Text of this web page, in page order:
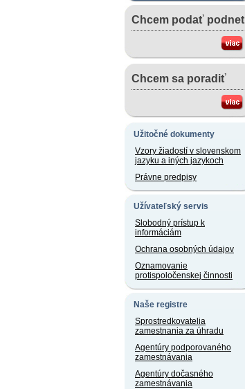
Chcem podať podnet
Chcem sa poradiť
Užitočné dokumenty
Vzory žiadostí v slovenskom
jazyku a iných jazykoch
Právne predpisy
Užívateľský servis
Slobodný prístup k
informáciám
Ochrana osobných údajov
Oznamovanie
protispoločenskej činnosti
Naše registre
Sprostredkovatelia
zamestnania za úhradu
Agentúry podporovaného
zamestnávania
Agentúry dočasného
zamestnávania